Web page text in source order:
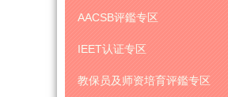
AACSB评鑑专区
IEET认证专区
教保员及师资培育评鑑专区